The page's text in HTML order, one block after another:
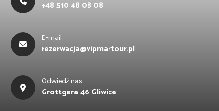
+48 510 48 08 08
E-mail
rezerwacja@vipmartour.pl
Odwiedź nas
Grottgera 46 Gliwice